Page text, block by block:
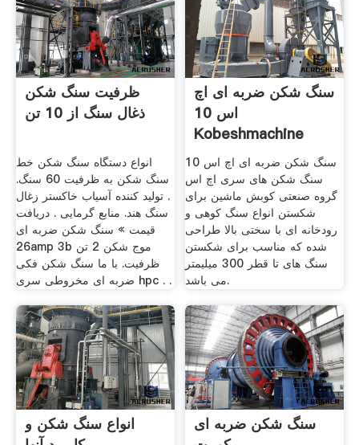
ظرفیت سنگ شکن
ذغال سنگ از 10 تن
انواع دستگاه سنگ شکن خط
سنگ شکن به ظرفیت 60 سنگ.
. تولید کننده آسیاب خاکستر زغال
سنگ هند. منابع گرمایی . دریافت
قیمت » سنگ شکن ضربه ای
26amp 3b موج شکن 2 تن
ظرفیت. با ما سنگ شکن فکی
ضربه ای مخروطی سری hpc . .
سنگ شکن ضربه ای اچ
اس 10
Kobeshmachine
سنگ شکن ضربه ای اچ اس 10
سنگ شکن های سری اچ اس
گروه صنعتی کوبش ماشین برای
شکستن انواع سنگ کوهی و
رودخانه ای با سختی بالا طراحی
شده که مناسب برای شکستن
سنگ های تا قطر 300 میلیمتر
می باشد.
انواع سنگ شکن و
سنگ شکن ضربه ای